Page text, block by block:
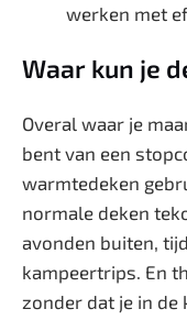
werken met
Waar kun je
Overal waar je
bent van een
warmtedeken
normale deken
avonden buiten,
kampeertrips. En
zonder dat je in de